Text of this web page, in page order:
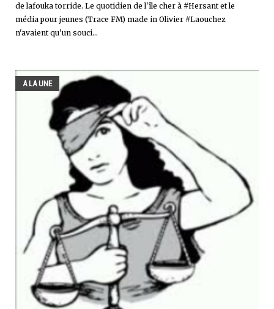
de lafouka torride. Le quotidien de l'île cher à #Hersant et le
média pour jeunes (Trace FM) made in Olivier #Laouchez
n'avaient qu'un souci...
A LA UNE